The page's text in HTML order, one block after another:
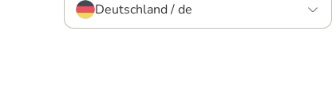
Deutschland / de